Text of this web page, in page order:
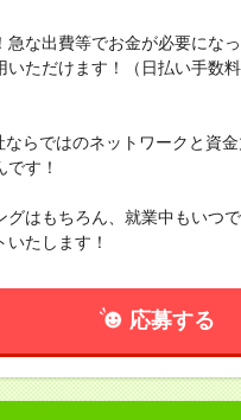
な出費等でお金が必要にな
ただけます！（日払い手数
らではのネットワークと資金
す！
はもちろん、就業中もいつ
たします！
応募する